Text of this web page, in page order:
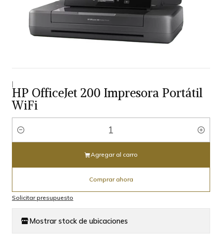
|
HP OfficeJet 200 Impresora Portátil
WiFi
Cantidad
Agregar al carro
Comprar ahora
Solicitar presupuesto
Mostrar stock de ubicaciones